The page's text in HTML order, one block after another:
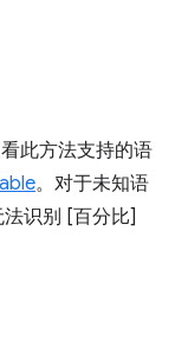
此方法支持的语
。对于未知语
法识别 [百分比]